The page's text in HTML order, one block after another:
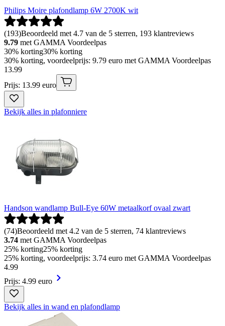
Philips Moire plafondlamp 6W 2700K wit
(193)Beoordeeld met 4.7 van de 5 sterren, 193 klantreviews
9.79 met GAMMA Voordeelpas
30% korting30% korting
30% korting, voordeelprijs: 9.79 euro met GAMMA Voordeelpas
13.99
Prijs: 13.99 euro
Bekijk alles in plafonniere
Handson wandlamp Bull-Eye 60W metaalkorf ovaal zwart
(74)Beoordeeld met 4.2 van de 5 sterren, 74 klantreviews
3.74 met GAMMA Voordeelpas
25% korting25% korting
25% korting, voordeelprijs: 3.74 euro met GAMMA Voordeelpas
4.99
Prijs: 4.99 euro
Bekijk alles in wand en plafondlamp